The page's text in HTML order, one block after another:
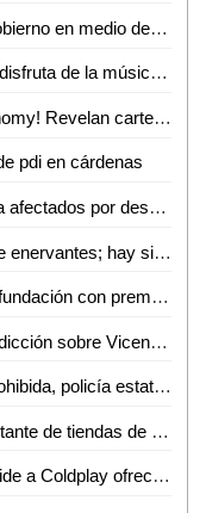
Las pandillas en Haití, el verdadero gobierno en medio de la inseguridad: NYT
¿Le gustaron? Rosalía come tacos y disfruta de la música del mariachi en la CdMx
¡The Strokes, Smash Mouth y Metronomy! Revelan cartel del Corona Capital Guadalajara; te contamos todo lo que debes saber
pdi en cárdenas
¡Dan empleos! CDMX ofrece trabajo a afectados por desplome de Línea 12 del Metro
Policía estatal asegura varias dosis de enervantes; hay siete detenidos
Huixquilucan celebra 175 años de su fundación con premio a las buenas prácticas
Mhoni Vidente lanza escalofriante predicción sobre Vicente Fernández
Por presunta portación de un arma prohibida, policía estatal detiene a un hombre
Policía estatal detiene a presunto asaltante de tiendas de conveniencia
¿Aplicará en México? Organización pide a Coldplay ofrecer sólo comida vegana en su gira